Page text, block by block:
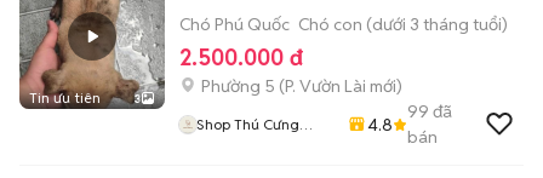
Tin ưu tiên 3
Chó Phú Quốc Chó con (dưới 3 tháng tuổi)
2.500.000 đ
Phường 5 (P. Vườn Lài mới)
Shop Thú Cưng
4.8
99 đã
bán